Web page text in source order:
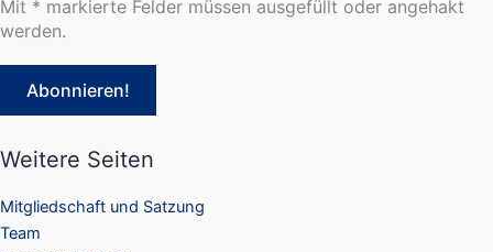
Mit * markierte Felder müssen ausgefüllt oder angehakt
werden.
Weitere Seiten
Mitgliedschaft und Satzung
Team